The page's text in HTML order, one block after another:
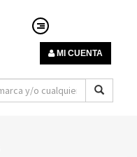
MI CUENTA